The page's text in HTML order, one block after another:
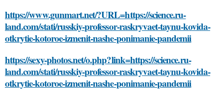
https://www.gunmart.net/?URL=https://science.ru-
land.com/stati/russkiy-professor-raskryvaet-taynu-kovida-
otkrytie-kotoroe-izmenit-nashe-ponimanie-pandemii
https://sexy-photos.net/o.php?link=https://science.ru-
land.com/stati/russkiy-professor-raskryvaet-taynu-kovida-
otkrytie-kotoroe-izmenit-nashe-ponimanie-pandemii